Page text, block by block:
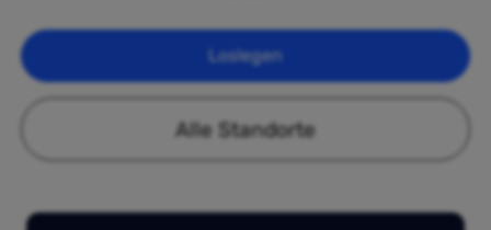
Loslegen
Alle Standorte